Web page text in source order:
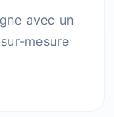
avec un
mesure